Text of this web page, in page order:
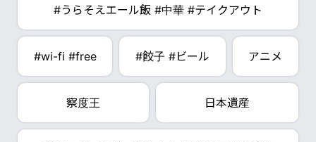
#うらそえエール飯 #中華 #テイクアウト
#wi-fi #free #餃子 #ビール アニメ
察度王 日本遺産